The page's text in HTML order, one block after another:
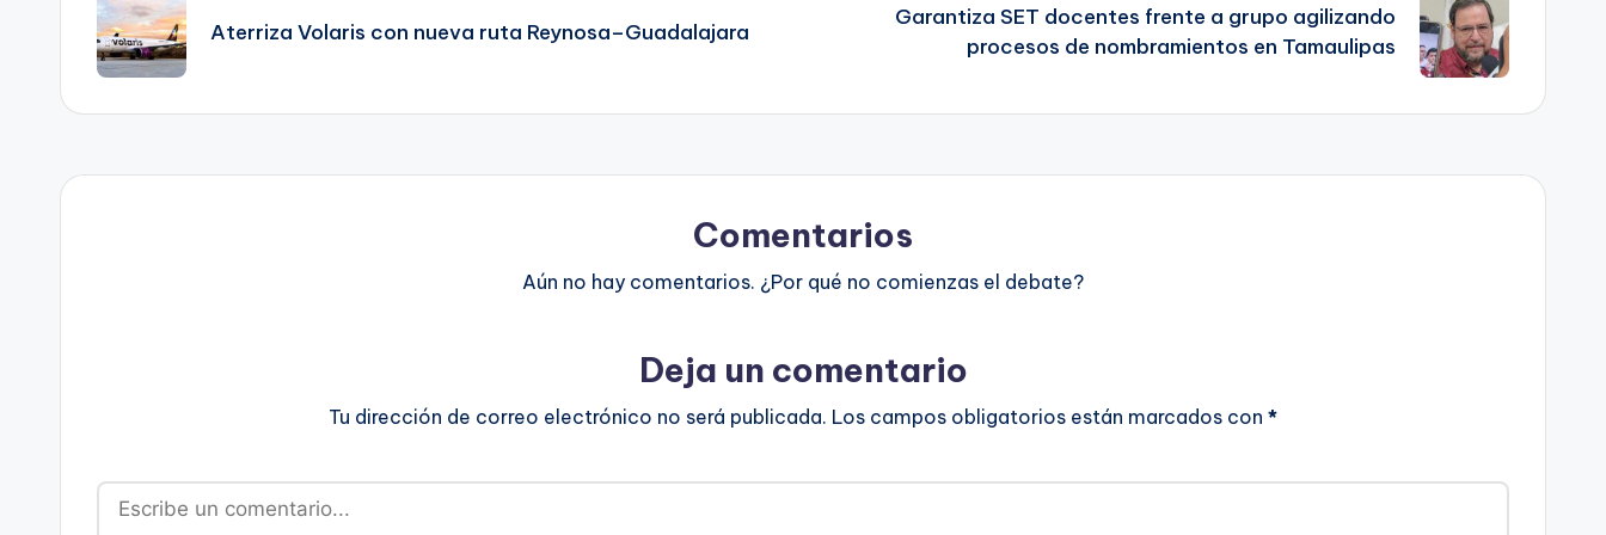
de
entradas
Aterriza Volaris con nueva ruta Reynosa–Guadalajara
Garantiza SET docentes frente a grupo agilizando
procesos de nombramientos en Tamaulipas
Comentarios
Aún no hay comentarios. ¿Por qué no comienzas el debate?
Deja un comentario
Tu dirección de correo electrónico no será publicada. Los campos obligatorios están marcados con *